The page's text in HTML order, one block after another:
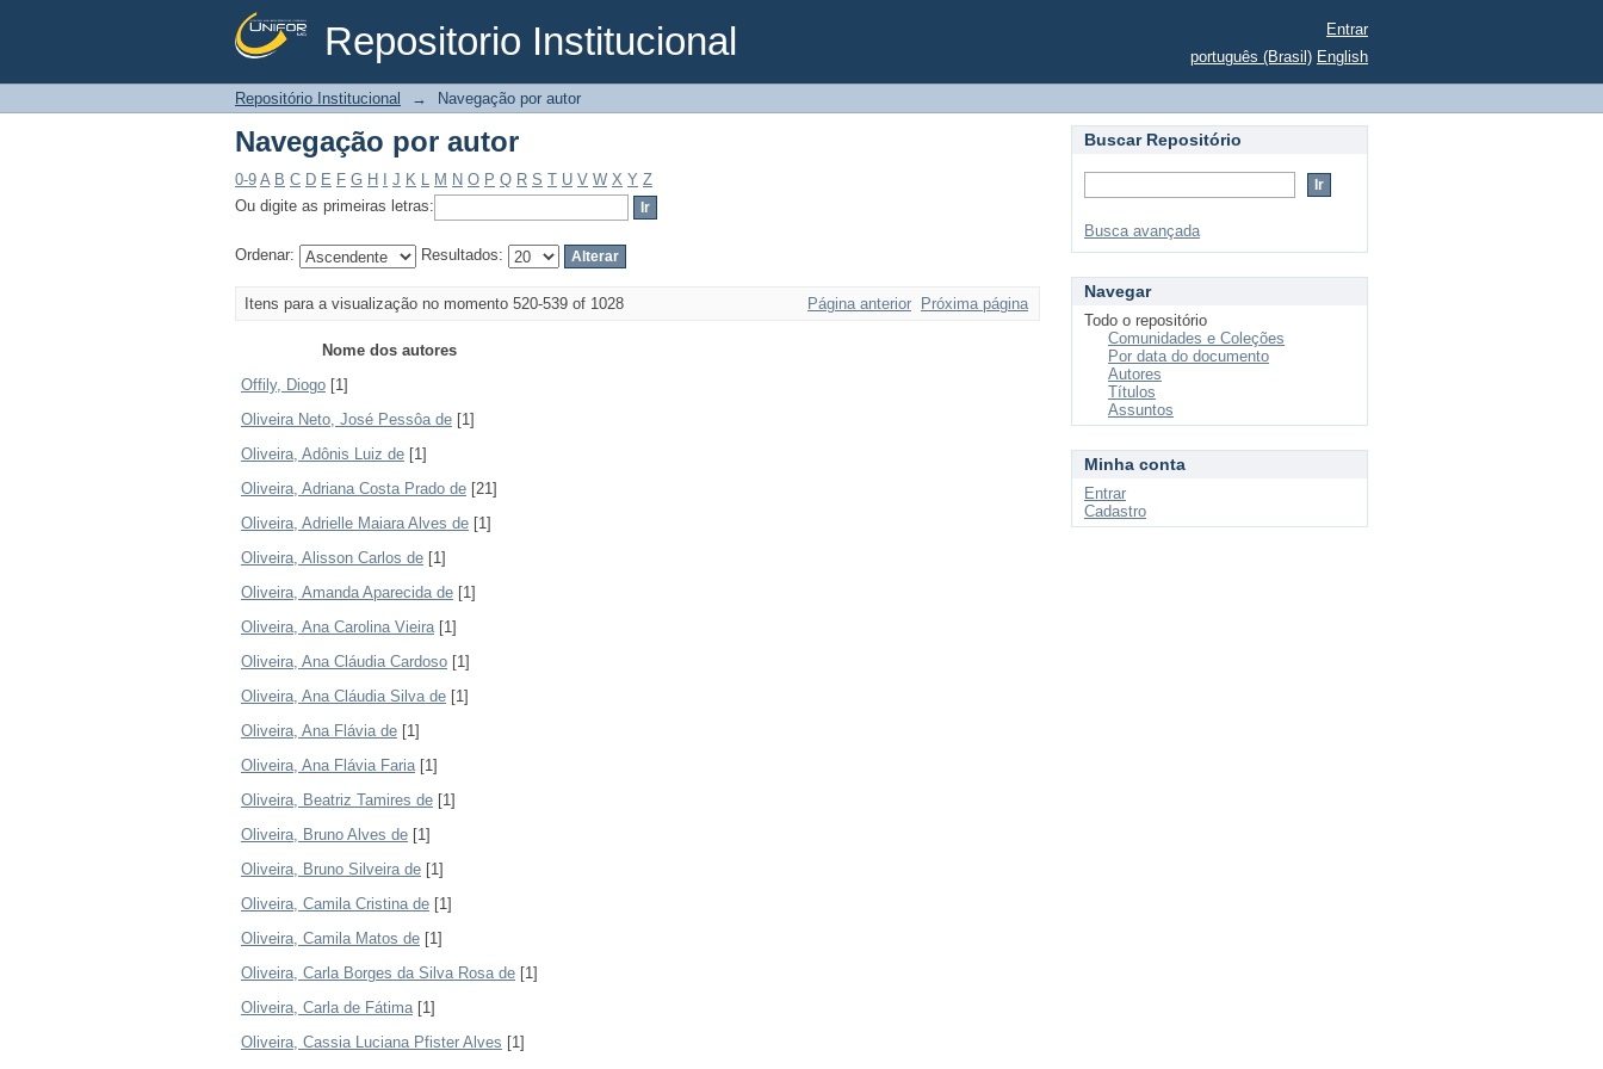
Repositorio Institucional
Navegação por autor
Entrar
português (Brasil) English
Repositório Institucional → Navegação por autor
Navegação por autor
0-9 A B C D E F G H J K L M N O P Q R S T U V W X Y Z
Ou digite as primeiras letras:
Ordenar: Resultados:
Itens para a visualização no momento 520-539 of 1028 Página anterior Próxima página
Nome dos autores
Offily, Diogo [1]
Oliveira Neto, José Pessôa de [1]
Oliveira, Adônis Luiz de [1]
Oliveira, Adriana Costa Prado de [21]
Oliveira, Adrielle Maiara Alves de [1]
Oliveira, Alisson Carlos de [1]
Oliveira, Amanda Aparecida de [1]
Oliveira, Ana Carolina Vieira[1]
Oliveira, Ana Cláudia Cardoso [1]
Oliveira, Ana Cláudia Silva de [1]
Oliveira, Ana Flávia de [1]
Oliveira, Ana Flávia Faria[1]
Oliveira, Beatriz Tamires de [1]
Oliveira, Bruno Alves de [1]
Oliveira, Bruno Silveira de [1]
Oliveira, Camila Cristina de [1]
Oliveira, Camila Matos de [1]
Oliveira, Carla Borges da Silva Rosa de [1]
Oliveira, Carla de Fátima[1]
Oliveira, Cassia Luciana Pfister Alves [1]
Buscar Repositório
Busca avançada
Navegar
Todo o repositório
Comunidades e Coleções
Por data do documento
Autores
Títulos
Assuntos
Minha conta
Entrar
Cadastro